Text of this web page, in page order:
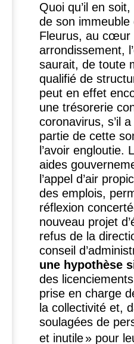
Quoi qu’il en
de son immeuble
Fleurus, au cœur
arrondissement,
saurait, de toute
qualifié de
peut en effet
une trésorerie
coronavirus, s’il
partie de cette
l’avoir engloutie.
aides
l’appel d’air
des emplois,
réflexion
nouveau projet
refus de la
conseil
une hypothèse
des
prise en charge
la collectivité et,
soulagées de
et inutile» pour